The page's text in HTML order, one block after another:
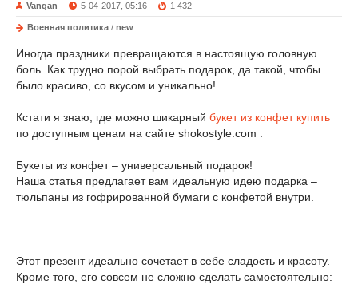
Vangan 5-04-2017, 05:16 1 432
Военная политика / new
Иногда праздники превращаются в настоящую головную
боль. Как трудно порой выбрать подарок, да такой, чтобы
было красиво, со вкусом и уникально!
Кстати я знаю, где можно шикарный букет из конфет купить
по доступным ценам на сайте shokostyle.com .
Букеты из конфет – универсальный подарок!
Наша статья предлагает вам идеальную идею подарка –
тюльпаны из гофрированной бумаги с конфетой внутри.
Этот презент идеально сочетает в себе сладость и красоту.
Кроме того, его совсем не сложно сделать самостоятельно: